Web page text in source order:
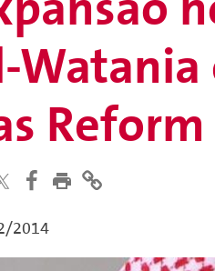
Watania
2014